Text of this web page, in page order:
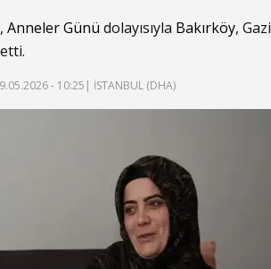
Anneler Günü dolayısıyla Bakırköy,
- 10:25 | İSTANBUL (DHA)